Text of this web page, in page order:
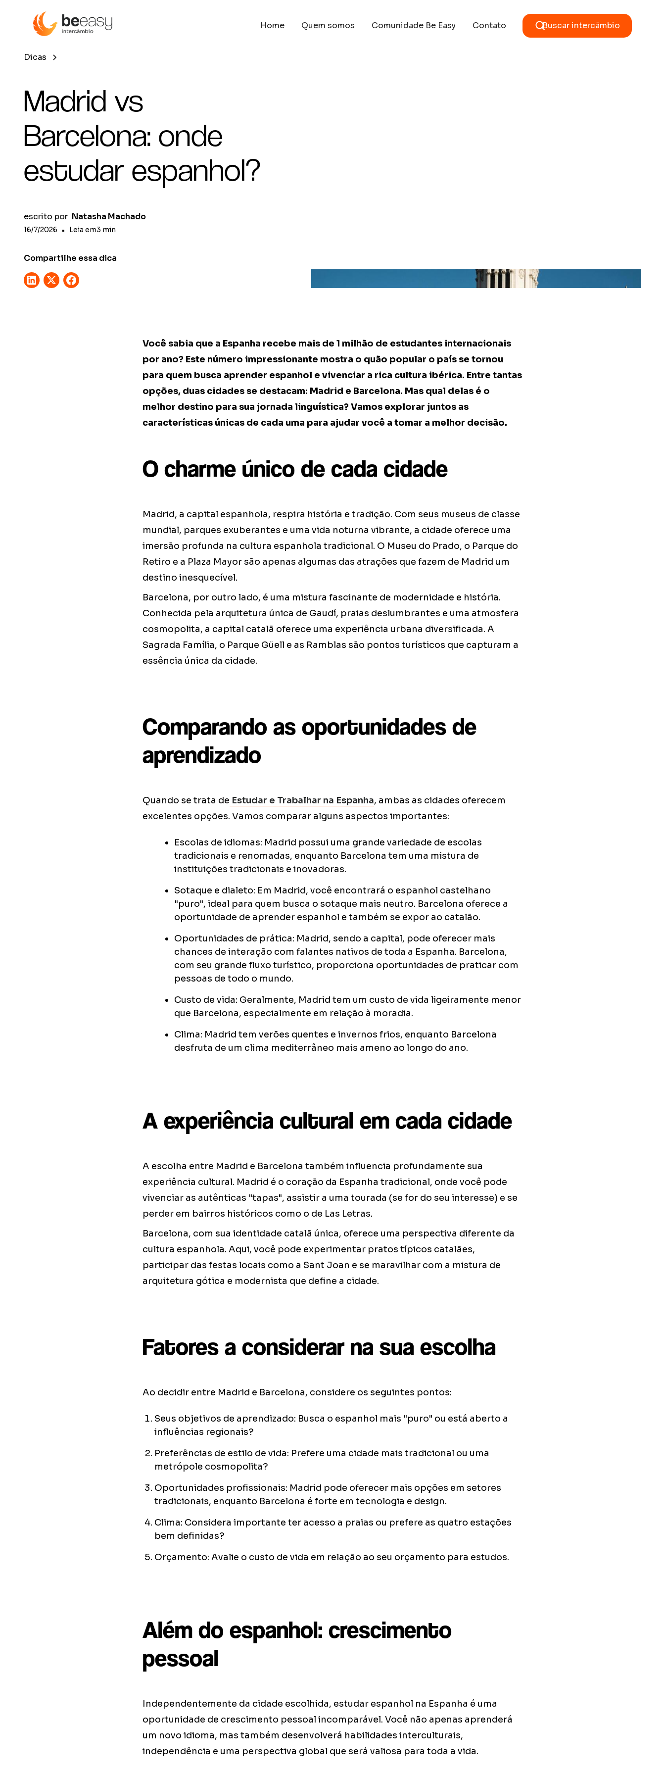
Home Quem somos Comunidade Be Easy Contato Buscar intercâmbio
Dicas
Madrid vs
Barcelona: onde
estudar espanhol?
escrito por Natasha Machado
16/7/2026 • Leia em3 min
Compartilhe essa dica
Você sabia que a Espanha recebe mais de 1 milhão de estudantes internacionais
por ano? Este número impressionante mostra o quão popular o país se tornou
para quem busca aprender espanhol e vivenciar a rica cultura ibérica. Entre tantas
opções, duas cidades se destacam: Madrid e Barcelona. Mas qual delas é o
melhor destino para sua jornada linguística? Vamos explorar juntos as
características únicas de cada uma para ajudar você a tomar a melhor decisão.
O charme único de cada cidade
Madrid, a capital espanhola, respira história e tradição. Com seus museus de classe
mundial, parques exuberantes e uma vida noturna vibrante, a cidade oferece uma
imersão profunda na cultura espanhola tradicional. O Museu do Prado, o Parque do
Retiro e a Plaza Mayor são apenas algumas das atrações que fazem de Madrid um
destino inesquecível.
Barcelona, por outro lado, é uma mistura fascinante de modernidade e história.
Conhecida pela arquitetura única de Gaudí, praias deslumbrantes e uma atmosfera
cosmopolita, a capital catalã oferece uma experiência urbana diversificada. A
Sagrada Família, o Parque Güell e as Ramblas são pontos turísticos que capturam a
essência única da cidade.
Comparando as oportunidades de
aprendizado
Quando se trata de Estudar e Trabalhar na Espanha, ambas as cidades oferecem
excelentes opções. Vamos comparar alguns aspectos importantes:
Escolas de idiomas: Madrid possui uma grande variedade de escolas
tradicionais e renomadas, enquanto Barcelona tem uma mistura de
instituições tradicionais e inovadoras.
Sotaque e dialeto: Em Madrid, você encontrará o espanhol castelhano
"puro", ideal para quem busca o sotaque mais neutro. Barcelona oferece a
oportunidade de aprender espanhol e também se expor ao catalão.
Oportunidades de prática: Madrid, sendo a capital, pode oferecer mais
chances de interação com falantes nativos de toda a Espanha. Barcelona,
com seu grande fluxo turístico, proporciona oportunidades de praticar com
pessoas de todo o mundo.
Custo de vida: Geralmente, Madrid tem um custo de vida ligeiramente menor
que Barcelona, especialmente em relação à moradia.
Clima: Madrid tem verões quentes e invernos frios, enquanto Barcelona
desfruta de um clima mediterrâneo mais ameno ao longo do ano.
A experiência cultural em cada cidade
A escolha entre Madrid e Barcelona também influencia profundamente sua
experiência cultural. Madrid é o coração da Espanha tradicional, onde você pode
vivenciar as autênticas "tapas", assistir a uma tourada (se for do seu interesse) e se
perder em bairros históricos como o de Las Letras.
Barcelona, com sua identidade catalã única, oferece uma perspectiva diferente da
cultura espanhola. Aqui, você pode experimentar pratos típicos catalães,
participar das festas locais como a Sant Joan e se maravilhar com a mistura de
arquitetura gótica e modernista que define a cidade.
Fatores a considerar na sua escolha
Ao decidir entre Madrid e Barcelona, considere os seguintes pontos:
Seus objetivos de aprendizado: Busca o espanhol mais "puro" ou está aberto a
influências regionais?
Preferências de estilo de vida: Prefere uma cidade mais tradicional ou uma
metrópole cosmopolita?
Oportunidades profissionais: Madrid pode oferecer mais opções em setores
tradicionais, enquanto Barcelona é forte em tecnologia e design.
Clima: Considera importante ter acesso a praias ou prefere as quatro estações
bem definidas?
Orçamento: Avalie o custo de vida em relação ao seu orçamento para estudos.
Além do espanhol: crescimento
pessoal
Independentemente da cidade escolhida, estudar espanhol na Espanha é uma
oportunidade de crescimento pessoal incomparável. Você não apenas aprenderá
um novo idioma, mas também desenvolverá habilidades interculturais,
independência e uma perspectiva global que será valiosa para toda a vida.